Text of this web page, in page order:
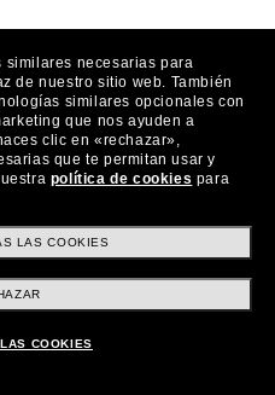
similares necesarias para
de nuestro sitio web. También
similares opcionales con
que nos ayuden a
clic en «rechazar»,
que te permitan usar y
política de cookies para
LAS COOKIES
COOKIES